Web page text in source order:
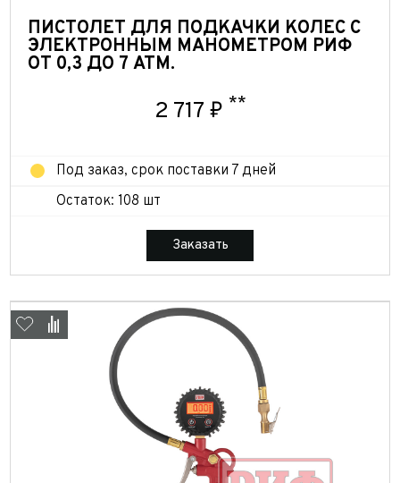
ПИСТОЛЕТ ДЛЯ ПОДКАЧКИ КОЛЕС С
ЭЛЕКТРОННЫМ МАНОМЕТРОМ РИФ
ОТ 0,3 ДО 7 АТМ.
2 717 ₽ **
Под заказ, срок поставки 7 дней
Остаток: 108 шт
Заказать